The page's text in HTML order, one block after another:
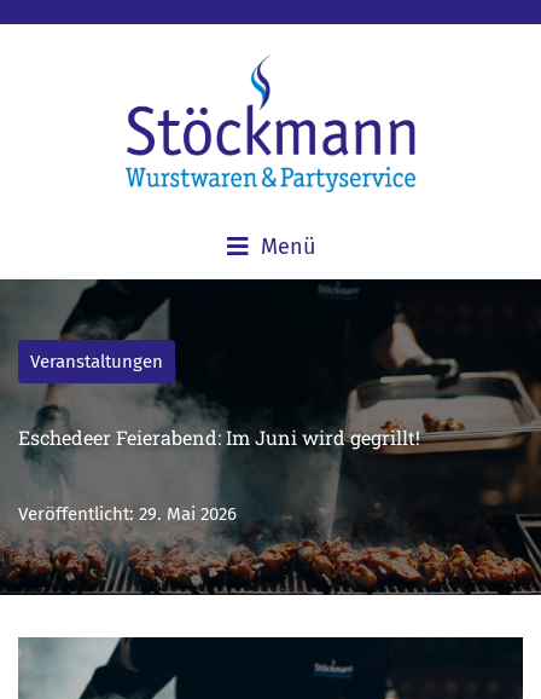
Menü
Veranstaltungen
Eschedeer Feierabend: Im Juni wird gegrillt!
Veröffentlicht: 29. Mai 2026